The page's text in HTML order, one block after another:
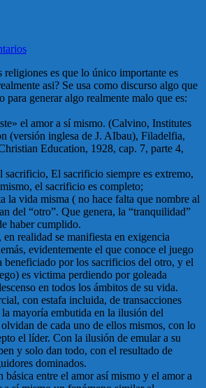
religiones es que lo único importante es
asi? Se usa como discurso algo que
para generar algo realmente malo que es:
el amor a sí mismo. (Calvino, Institutes
(versión inglesa de J. AIbau), Filadelfia,
Education, 1928, cap. 7, parte 4,
sacrificio, El sacrificio siempre es extremo,
el sacrificio es completo;
la vida misma ( no hace falta que nombre al
del “otro”. Que genera, la “tranquilidad”
haber cumplido.
realidad se manifiesta en exigencia
evidentemente el que conoce el juego
beneficiado por los sacrificios del otro, y el
es victima perdiendo por goleada
en todos los ámbitos de su vida.
con estafa incluida, de transacciones
mayoría embutida en la ilusión del
de cada uno de ellos mismos, con lo
el líder. Con la ilusión de emular a su
y solo dan todo, con el resultado de
dominados.
básica entre el amor así mismo y el amor a